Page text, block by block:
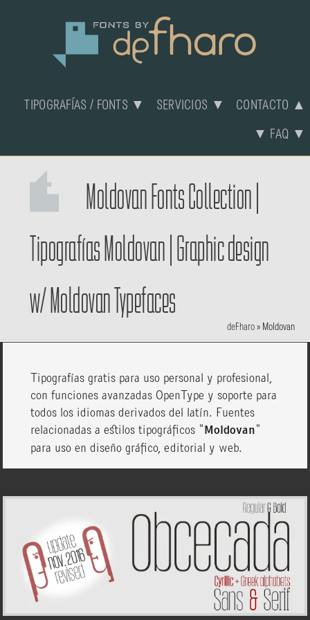
TIPOGRAFÍAS / FONTS ▼ SERVICIOS ▼ CONTACTO ▲
▼ FAQ ▼
Moldovan Fonts Collection
Tipografías Moldovan Graphic design
w/ Moldovan Typefaces
deFharo» Moldovan
Tipografías gratis para uso personal y profesional,
con funciones avanzadas OpenType y soporte para
todos los idiomas derivados del latín. Fuentes
relacionadas a estilos tipográficos "Moldovan"
para uso en diseño gráfico, editorial y web.